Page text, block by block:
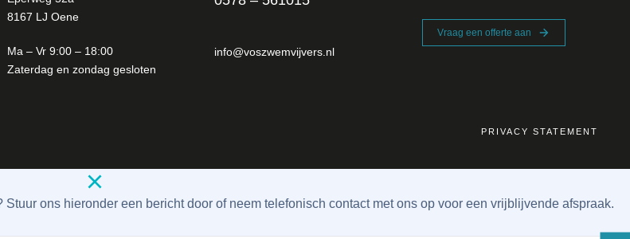
8167 LJ Oene
Ma – Vr 9:00 – 18:00
Zaterdag en zondag gesloten
info@voszwemvijvers.nl
Vraag een offerte aan
PRIVACY STATEMENT
ons hieronder een bericht door of neem telefonisch contact met ons op voor een vrijblijvende afspraak.